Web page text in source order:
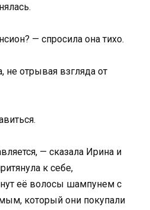
— спросила она тихо.
не отрывая взгляда от
— сказала Ирина и
к себе,
её волосы шампунем с
который они покупали